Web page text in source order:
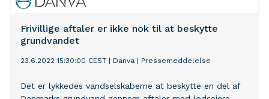
Frivillige aftaler er ikke nok til at beskytte
grundvandet
23.6.2022 15:30:00 CEST Danva Pressemeddelelse
Det er lykkedes vandselskaberne at beskytte en del af